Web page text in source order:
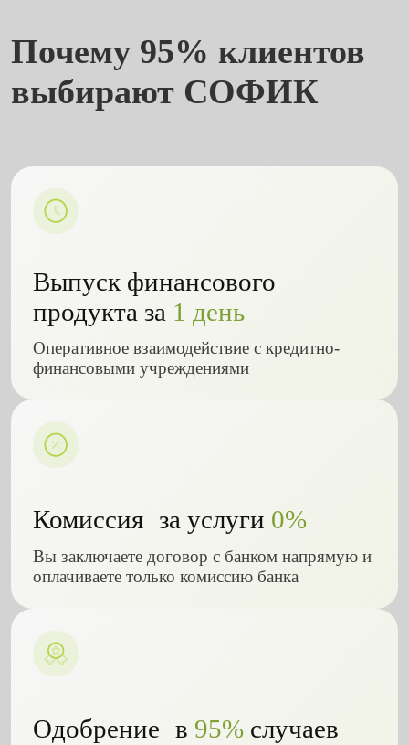
Почему 95% клиентов
выбирают СОФИК
Выпуск финансового
продукта за 1 день
Оперативное взаимодействие с кредитно-
финансовыми учреждениями
Комиссия за услуги 0%
Вы заключаете договор с банком напрямую и
оплачиваете только комиссию банка
Одобрение в 95%случаев